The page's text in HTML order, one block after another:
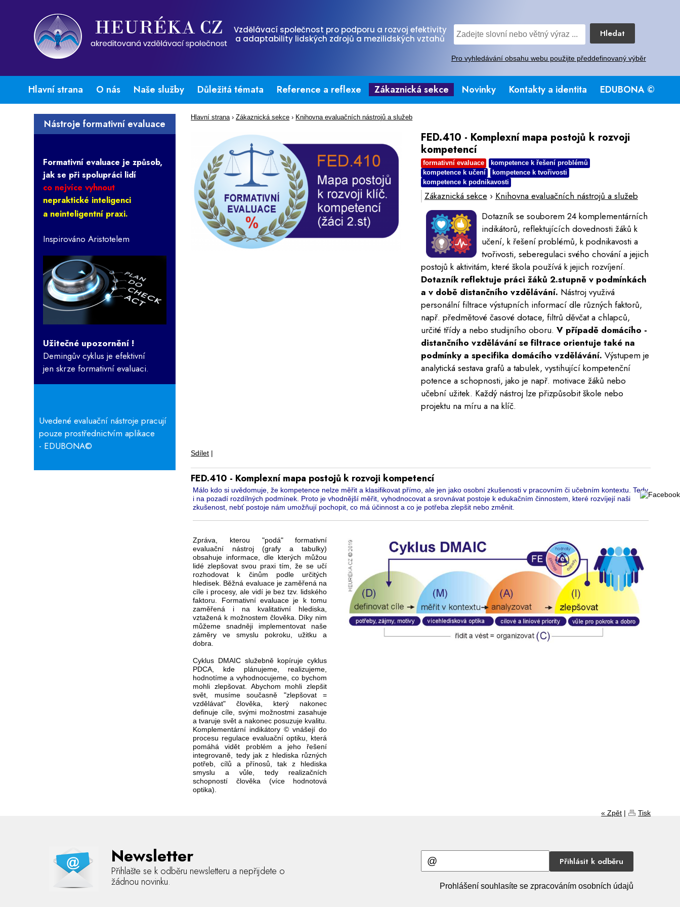
Vzdělávací společnost pro podporu a rozvoj efektivity
a adaptability lidských zdrojů a mezilidských vztahů
Hledat
Pro vyhledávání obsahu webu použijte předdefinovaný výběr
Hlavní strana O nás Naše služby Důležitá témata Reference a reflexe Zákaznická sekce Novinky Kontakty a identita EDUBONA ©
Hlavní strana › Zákaznická sekce › Knihovna evaluačních nástrojů a služeb
FED.410 - Komplexní mapa postojů k rozvoji
kompetencí
formativní evaluace
kompetence k řešení problémů
kompetence k učení
kompetence k tvořivosti
kompetence k podnikavosti
Zákaznická sekce › Knihovna evaluačních nástrojů a služeb
Dotazník se souborem 24 komplementárních
indikátorů, reflektujících dovednosti žáků k
učení, k řešení problémů, k podnikavosti a
tvořivosti, seberegulaci svého chování a jejich
postojů k aktivitám, které škola používá k jejich rozvíjení.
Dotazník reflektuje práci žáků 2.stupně v podmínkách
a v době distančního vzdělávání. Nástroj využivá
personální filtrace výstupních informací dle různých faktorů,
např. předmětové časové dotace, filtrů děvčat a chlapců,
určité třídy a nebo studijního oboru. V případě domácího -
distančního vzdělávání se filtrace orientuje také na
podmínky a specifika domácího vzdělávání. Výstupem je
analytická sestava grafů a tabulek, vystihující kompetenční
potence a schopnosti, jako je např. motivace žáků nebo
učební užitek. Každý nástroj lze přizpůsobit škole nebo
projektu na míru a na klíč.
Sdílet |
FED.410 - Komplexní mapa postojů k rozvoji kompetencí
Málo kdo si uvědomuje, že kompetence nelze měřit a klasifikovat přímo, ale jen jako osobní zkušenosti v pracovním či učebním kontextu. Tedy
i na pozadí rozdílných podmínek. Proto je vhodnější měřit, vyhodnocovat a srovnávat postoje k edukačním činnostem, které rozvíjejí naši
zkušenost, nebť postoje nám umožňují pochopit, co má účinnost a co je potřeba zlepšit nebo změnit.
Zpráva, kterou "podá" formativní
evaluační nástroj (grafy a tabulky)
obsahuje informace, dle kterých můžou
lidé zlepšovat svou praxi tím, že se učí
rozhodovat k činům podle určitých
hledisek. Běžná evaluace je zaměřená na
cíle i procesy, ale vidí je bez tzv. lidského
faktoru. Formativní evaluace je k tomu
zaměřená i na kvalitativní hlediska,
vztažená k možnostem člověka. Díky nim
můžeme snadněji implementovat naše
záměry ve smyslu pokroku, užitku a
dobra.
Cyklus DMAIC služebně kopíruje cyklus
PDCA, kde plánujeme, realizujeme,
hodnotíme a vyhodnocujeme, co bychom
mohli zlepšovat. Abychom mohli zlepšit
svět, musíme současně "zlepšovat =
vzdělávat" člověka, který nakonec
definuje cíle, svými možnostmi zasahuje
a tvaruje svět a nakonec posuzuje kvalitu.
Komplementární indikátory © vnášejí do
procesu regulace evaluační optiku, která
pomáhá vidět problém a jeho řešení
integrovaně, tedy jak z hlediska různých
potřeb, cílů a přínosů, tak z hlediska
smyslu a vůle, tedy realizačních
schopností člověka (více hodnotová
optika).
« Zpět | Tisk
Nástroje formativní evaluace
Formativní evaluace je způsob,
jak se při spolupráci lidí
co nejvíce vyhnout
nepraktické inteligenci
a neinteligentní praxi.
Inspirováno Aristotelem
Užitečné upozornění !
Demingův cyklus je efektivní
jen skrze formativní evaluaci.
Uvedené evaluační nástroje pracují
pouze prostřednictvím aplikace
- EDUBONA©
Newsletter
Přihlašte se k odběru newsletteru a nepřijdete o
žádnou novinku.
Přihlásit k odběru
Prohlášení souhlasíte se zpracováním osobních údajů